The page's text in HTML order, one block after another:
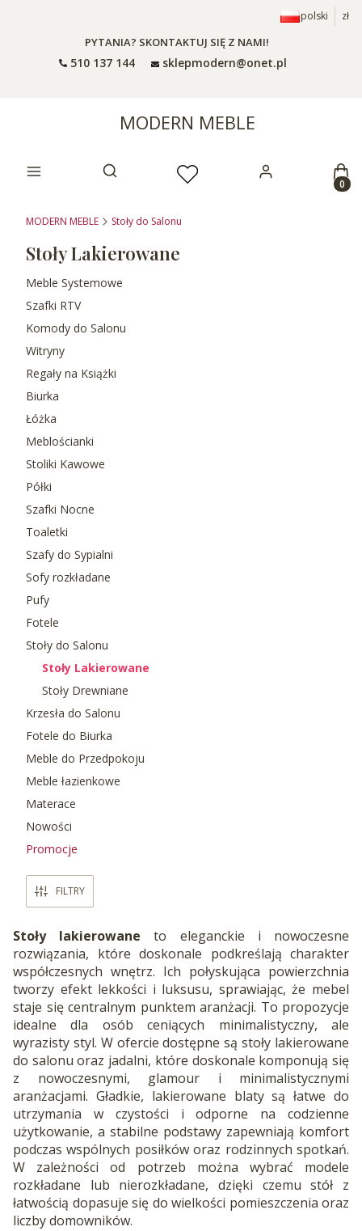
polski zł
PYTANIA? SKONTAKTUJ SIĘ Z NAMI!
510 137 144 sklepmodern@onet.pl
MODERN MEBLE
Otwórz wyszukiwarkę
MODERN MEBLE Stoły do Salonu
Stoły Lakierowane
Meble Systemowe
Szafki RTV
Komody do Salonu
Witryny
Regały na Książki
Biurka
Łóżka
Meblościanki
Stoliki Kawowe
Półki
Szafki Nocne
Toaletki
Szafy do Sypialni
Sofy rozkładane
Pufy
Fotele
Stoły do Salonu
Stoły Lakierowane
Stoły Drewniane
Krzesła do Salonu
Fotele do Biurka
Meble do Przedpokoju
Meble łazienkowe
Materace
Nowości
Promocje
FILTRY
Stoły lakierowane to eleganckie i nowoczesne
rozwiązania, które doskonale podkreślają charakter
współczesnych wnętrz. Ich połyskująca powierzchnia
tworzy efekt lekkości i luksusu, sprawiając, że mebel
staje się centralnym punktem aranżacji. To propozycje
idealne dla osób ceniących minimalistyczny, ale
wyrazisty styl. W ofercie dostępne są stoły lakierowane
do salonu oraz jadalni, które doskonale komponują się
z nowoczesnymi, glamour i minimalistycznymi
aranżacjami. Gładkie, lakierowane blaty są łatwe do
utrzymania w czystości i odporne na codzienne
użytkowanie, a stabilne podstawy zapewniają komfort
podczas wspólnych posiłków oraz rodzinnych spotkań.
W zależności od potrzeb można wybrać modele
rozkładane lub nierozkładane, dzięki czemu stół z
łatwością dopasuje się do wielkości pomieszczenia oraz
liczby domowników.